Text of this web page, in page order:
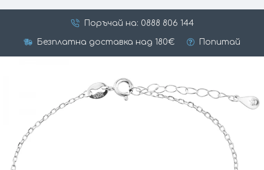
Поръчай на: 0888 806 144
Безплатна доставка над 180€ Попитай